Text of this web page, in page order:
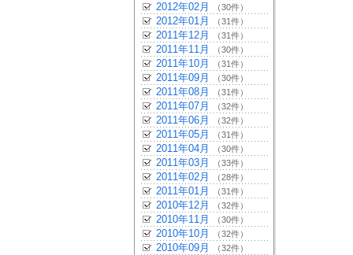
2012年02月 （30件）
2012年01月 （31件）
2011年12月 （31件）
2011年11月 （30件）
2011年10月 （31件）
2011年09月 （30件）
2011年08月 （31件）
2011年07月 （32件）
2011年06月 （32件）
2011年05月 （31件）
2011年04月 （30件）
2011年03月 （33件）
2011年02月 （28件）
2011年01月 （31件）
2010年12月 （32件）
2010年11月 （30件）
2010年10月 （32件）
2010年09月 （32件）